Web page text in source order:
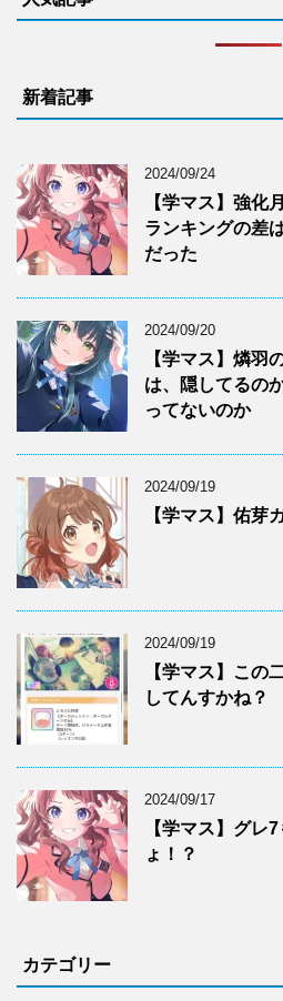
新着記事
2024/09/24
【学マス】強化
ランキングの差
だった
2024/09/20
【学マス】燐羽
は、隠してるの
ってないのか
2024/09/19
【学マス】佑芽
2024/09/19
【学マス】この
してんすかね？
2024/09/17
【学マス】グレ
ょ！？
カテゴリー